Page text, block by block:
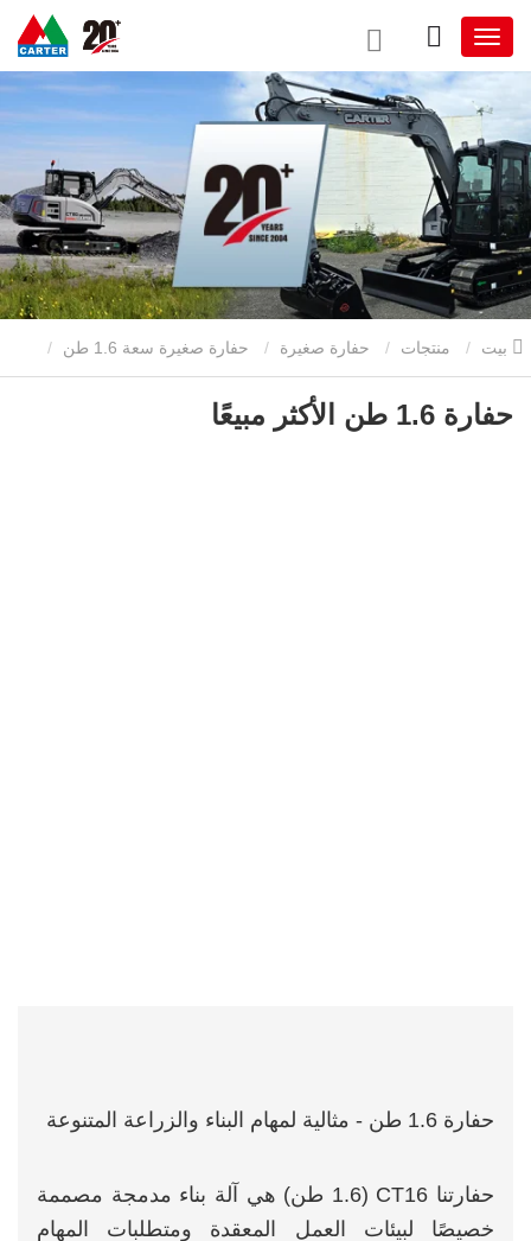
منتجات حفارة صغيرة حفارة صغيرة سعة 1.6 طن
حفارة 1.6 طن الأكثر مبيعًا
حفارة 1.6 طن الأكثر مبيعًا
حفارة 1.6 طن - مثالية لمهام البناء والزراعة المتنوعة
حفارتنا CT16 (1.6 طن) هي آلة بناء مدمجة مصممة
خصيصًا لبيئات العمل المعقدة ومتطلبات المهام